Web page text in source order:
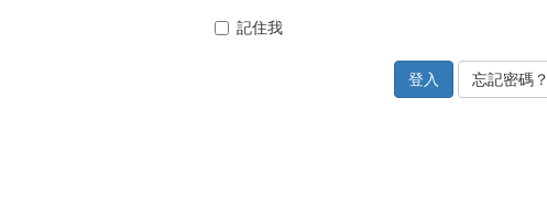
記住我
忘記密碼？